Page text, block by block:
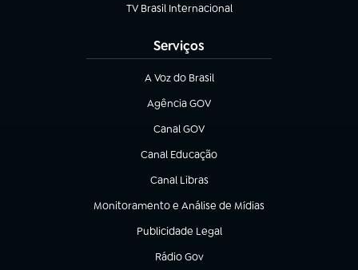
TV Brasil Internacional
(abre em nova aba)
Serviços
A Voz do Brasil
(abre em nova aba)
Agência GOV
(abre em nova aba)
Canal GOV
(abre em nova aba)
Canal Educação
(abre em nova aba)
Canal Libras
(abre em nova aba)
Monitoramento e Análise de Mídias
(abre em nova aba)
Publicidade Legal
(abre em nova aba)
Rádio Gov
(abre em nova aba)